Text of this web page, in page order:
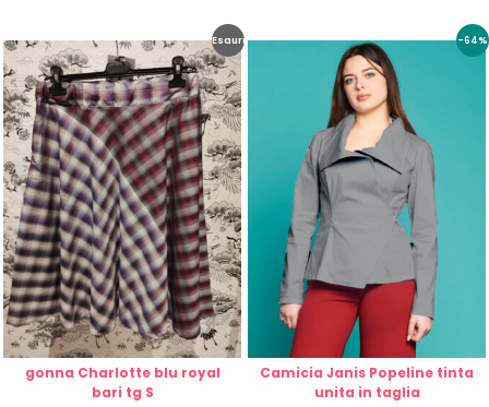
Esaurito
gonna Charlotte blu royal
bari tg S
-64%
Camicia Janis Popeline tinta
unita in taglia